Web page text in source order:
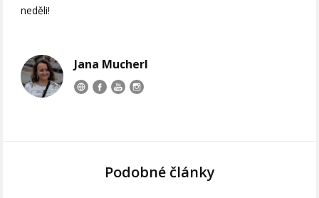
neděli!
Jana Mucherl
Podobné články